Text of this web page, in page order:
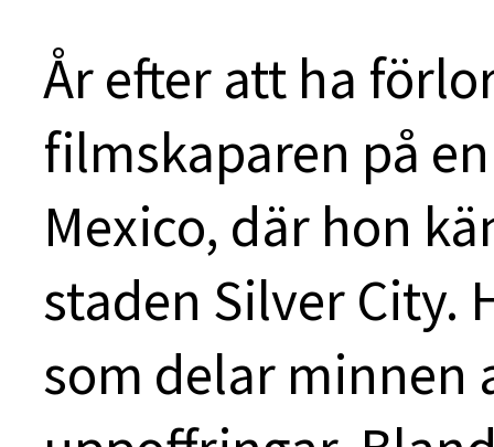
År efter att ha
filmskaparen på
Mexico, där hon
staden Silver City.
som delar minnen